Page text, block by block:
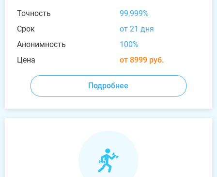
Точность
99,999%
Срок
от 21 дня
Анонимность
100%
Цена
от 8999 руб.
Подробнее